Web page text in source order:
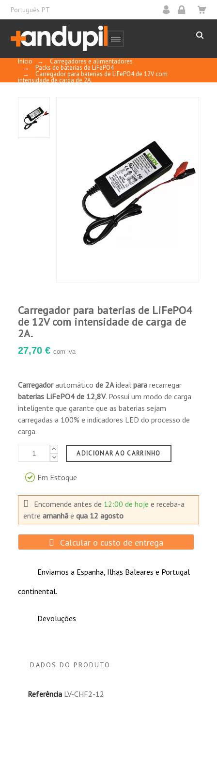
Português PT
Início → Carregadores e alimentadores
→ Packs de baterías de LiFePO4
→ Carregador para baterias de LiFePO4 de 12V com
intensidade de carga de 2A.
Carregador para baterias de LiFePO4
de 12V com intensidade de carga de
2A.
27,70 € com iva
Carregadorautomáticode 2Aidealpara recarregar
baterias LiFePO4 de 12,8V. Possui um modo de carga
inteligente que garante que as baterias sejam
carregadas a 100% e indicadores LED do processo de
carga.
ADICIONAR AO CARRINHO
Em Estoque
Encomende antes de 12:00 de hojee receba-a
entreamanhã equa 12 agosto
Calcular o custo de entrega
Enviamos a Espanha, Ilhas Baleares e Portugal
continental.
Devoluções
DADOS DO PRODUTO
Referência LV-CHF2-12